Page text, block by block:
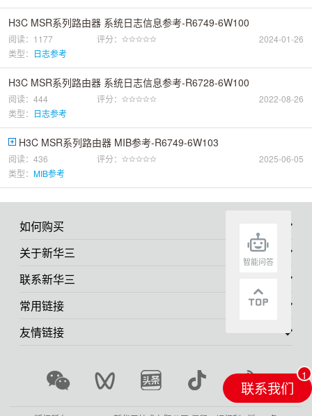
H3C MSR系列路由器 系统日志信息参考-R6749-6W100
阅读：1177 评分：
2024-01-26
类型： 日志参考
H3C MSR系列路由器 系统日志信息参考-R6728-6W100
阅读：444 评分：
2022-08-26
类型： 日志参考
H3C MSR系列路由器 MIB参考-R6749-6W103
阅读：436 评分：
2025-06-05
类型： MIB参考
如何购买
关于新华三
联系新华三
常用链接
友情链接
联系我们
智能问答